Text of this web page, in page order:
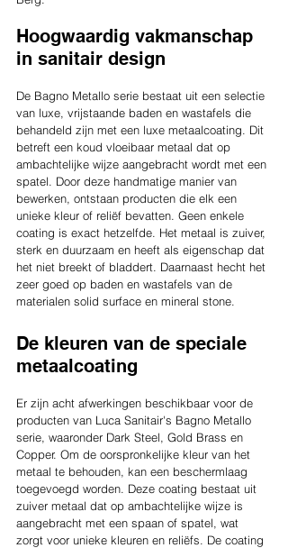
Hoogwaardig vakmanschap
in sanitair design
De Bagno Metallo serie bestaat uit een selectie
van luxe, vrijstaande baden en wastafels die
behandeld zijn met een luxe metaalcoating. Dit
betreft een koud vloeibaar metaal dat op
ambachtelijke wijze aangebracht wordt met een
spatel. Door deze handmatige manier van
bewerken, ontstaan producten die elk een
unieke kleur of reliëf bevatten. Geen enkele
coating is exact hetzelfde. Het metaal is zuiver,
sterk en duurzaam en heeft als eigenschap dat
het niet breekt of bladdert. Daarnaast hecht het
zeer goed op baden en wastafels van de
materialen solid surface en mineral stone.
De kleuren van de speciale
metaalcoating
Er zijn acht afwerkingen beschikbaar voor de
producten van Luca Sanitair's Bagno Metallo
serie, waaronder Dark Steel, Gold Brass en
Copper. Om de oorspronkelijke kleur van het
metaal te behouden, kan een beschermlaag
toegevoegd worden. Deze coating bestaat uit
zuiver metaal dat op ambachtelijke wijze is
aangebracht met een spaan of spatel, wat
zorgt voor unieke kleuren en reliëfs. De coating